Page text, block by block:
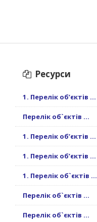
Ресурси
1. Перелік об’єктів ...
Перелік об`єктів ...
1. Перелік об’єктів ...
1. Перелік об’єктів ...
1. Перелік об`єктів ...
Перелік об`єктів ...
Перелік об`єктів ...